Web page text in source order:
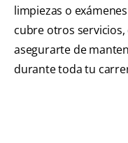
limpiezas o
cubre otros
asegurarte de
durante toda tu